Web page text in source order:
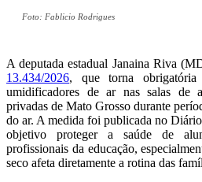
Foto: Fablicio Rodrigues
A deputada estadual Janaina Riva
13.434/2026, que torna
umidificadores de ar nas salas de
privadas de Mato Grosso durante
do ar. A medida foi publicada no
objetivo proteger a saúde de
profissionais da educação,
seco afeta diretamente a rotina das